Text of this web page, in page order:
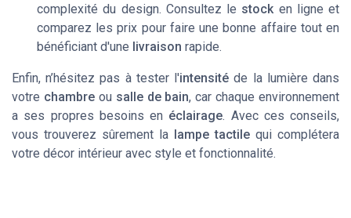
complexité du design. Consultez le stocken ligne et
comparez les prix pour faire une bonne affaire tout en
bénéficiant d'une livraison rapide.
Enfin, n’hésitez pas à tester l'intensité de la lumière dans
votre chambreou salle de bain, car chaque environnement
a ses propres besoins en éclairage. Avec ces conseils,
vous trouverez sûrement la lampe tactile qui complétera
votre décor intérieur avec style et fonctionnalité.